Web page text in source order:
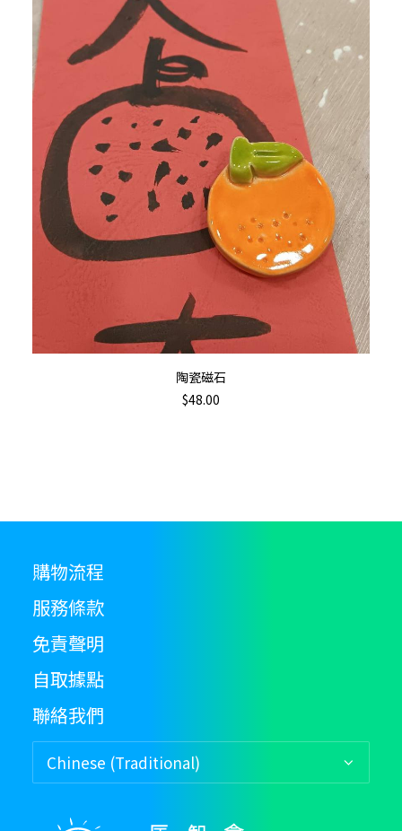
加入購物車
陶瓷磁石
$48.00
購物流程
服務條款
免責聲明
自取據點
聯絡我們